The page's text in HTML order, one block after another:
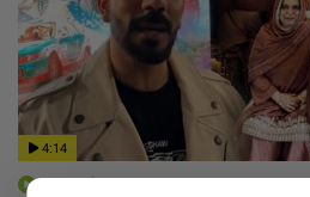
4:14
mStar | Hiburan